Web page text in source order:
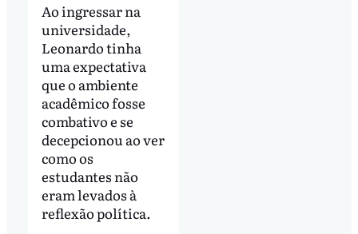
Ao ingressar na
universidade,
Leonardo tinha
uma expectativa
que o ambiente
acadêmico fosse
combativo e se
decepcionou ao ver
como os
estudantes não
eram levados à
reflexão política.